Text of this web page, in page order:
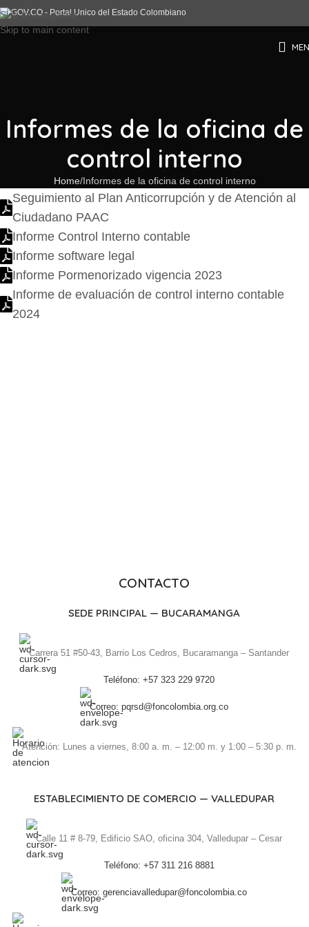
Skip to navigation
Skip to main content
Informes de la oficina de
control interno
Home Informes de la oficina de control interno
Seguimiento al Plan Anticorrupción y de Atención al
Ciudadano PAAC
Informe Control Interno contable
Informe software legal
Informe Pormenorizado vigencia 2023
Informe de evaluación de control interno contable
2024
CONTACTO
SEDE PRINCIPAL — BUCARAMANGA
Carrera 51 #50-43, Barrio Los Cedros, Bucaramanga – Santander
Teléfono: +57 323 229 9720
Correo: pqrsd@foncolombia.org.co
Atención: Lunes a viernes, 8:00 a. m. – 12:00 m. y 1:00 – 5:30 p. m.
ESTABLECIMIENTO DE COMERCIO — VALLEDUPAR
Calle 11 # 8-79, Edificio SAO, oficina 304, Valledupar – Cesar
Teléfono: +57 311 216 8881
Correo: gerenciavalledupar@foncolombia.co